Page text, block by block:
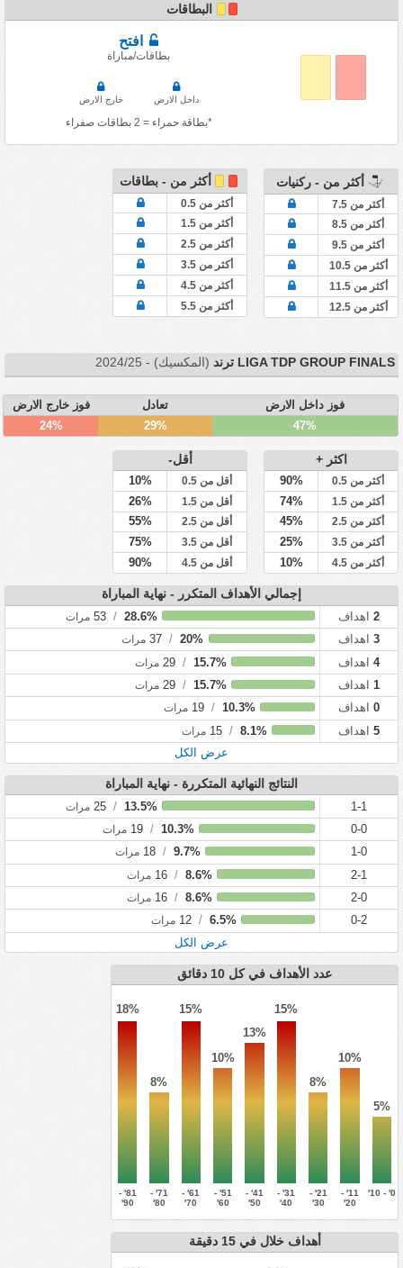
البطاقات
افتح
بطاقات/مباراة
خارج الارض داخل الارض
*بطاقة حمراء = 2 بطاقات صفراء
أكثر من - ركنيات
أكثر من 7.5
أكثر من 8.5
أكثر من 9.5
أكثر من 10.5
أكثر من 11.5
أكثر من 12.5
أكثر من - بطاقات
أكثر من 0.5
أكثر من 1.5
أكثر من 2.5
أكثر من 3.5
أكثر من 4.5
أكثر من 5.5
LIGA TDP GROUP FINALS ترند (المكسيك) - 2024/25
فوز خارج الارض تعادل
فوز داخل الارض
24%
29% 47%
اكثر +
أكثر من 0.5 90%
أكثر من 1.5 74%
أكثر من 2.5 45%
أكثر من 3.5 25%
أكثر من 4.5 10%
أقل-
أقل من 0.5 10%
أقل من 1.5 26%
أقل من 2.5 55%
أقل من 3.5 75%
أقل من 4.5 90%
إجمالي الأهداف المتكرر - نهاية المباراة
2 اهداف 28.6%
/
53 مرات
3 اهداف 20%
/
37 مرات
4 اهداف 15.7%
/
29 مرات
1 اهداف 15.7%
/
29 مرات
0 اهداف 10.3%
/
19 مرات
5 اهداف 8.1%
/
15 مرات
عرض الكل
النتائج النهائية المتكررة - نهاية المباراة
1-1
13.5%
/
25 مرات
0-0
10.3%
/
19 مرات
1-0
9.7%
/
18 مرات
2-1
8.6%
/
16 مرات
2-0
8.6%
/
16 مرات
0-2
6.5%
/
12 مرات
عرض الكل
عدد الأهداف في كل 10 دقائق
18%
8%
15%
10%
13%
15%
8%
10%
5%
81' -
90'
71' -
80'
61' -
70'
51' -
60'
41' -
50'
31' -
40'
21' -
30'
11' -
20'
0' - 10'
أهداف خلال في 15 دقيقة